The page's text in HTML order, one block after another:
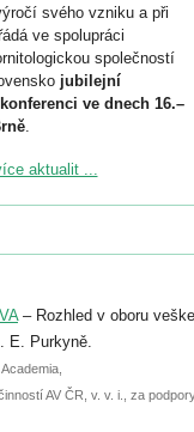
svého vzniku a při
ve spolupráci
společností
jubilejní
ve dnech 16.–
.
ke konferenci
do 6. září.
přednášky nebo
června.
aktualit ...
– Rozhled v oboru
E. Purkyně.
AV ČR, v. v. i., za